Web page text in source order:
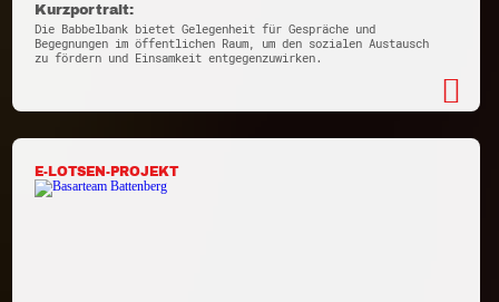
Kurzportrait:
Die Babbelbank bietet Gelegenheit für Gespräche und
Begegnungen im öffentlichen Raum, um den sozialen Austausch
zu fördern und Einsamkeit entgegenzuwirken.
E-LOTSEN-PROJEKT